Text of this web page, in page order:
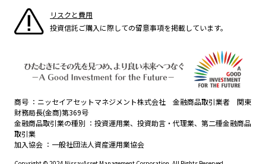
リスクと費用
投資信託ご購入に際しての留意事項を掲載しています。
商号
ニッセイアセットマネジメント株式会社 金融商品取引業者 関東
財務局長(金商)第369号
金融商品取引業の種別
投資運用業、投資助言・代理業、第二種金融商品
取引業
加入協会
一般社団法人資産運用業協会